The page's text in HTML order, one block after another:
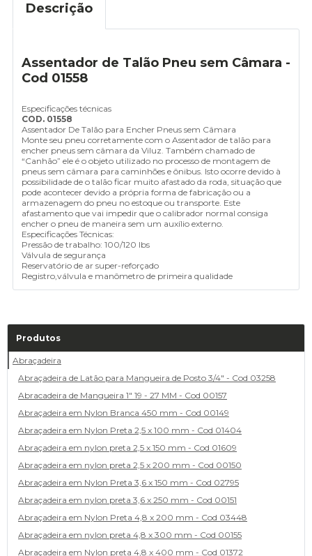
Descrição
Assentador de Talão Pneu sem Câmara -
Cod 01558
Especificações técnicas
COD. 01558
Assentador De Talão para Encher Pneus sem Câmara
Monte seu pneu corretamente com o Assentador de talão para
encher pneus sem câmara da Viluz. Também chamado de
“Canhão” ele é o objeto utilizado no processo de montagem de
pneus sem câmara para caminhões e ônibus. Isto ocorre devido à
possibilidade de o talão ficar muito afastado da roda, situação que
pode acontecer devido a própria forma de fabricação ou a
armazenagem do pneu no estoque ou transporte. Este
afastamento que vai impedir que o calibrador normal consiga
encher o pneu de maneira sem um auxílio externo.
Especificações Técnicas:
Pressão de trabalho: 100/120 lbs
Válvula de segurança
Reservatório de ar super-reforçado
Registro,válvula e manômetro de primeira qualidade
Produtos
Abraçadeira
Abraçadeira de Latão para Mangueira de Posto 3/4" - Cod 03258
Abracadeira de Mangueira 1" 19 - 27 MM - Cod 00157
Abraçadeira em Nylon Branca 450 mm - Cod 00149
Abraçadeira em Nylon Preta 2,5 x 100 mm - Cod 01404
Abraçadeira em nylon preta 2,5 x 150 mm - Cod 01609
Abraçadeira em nylon preta 2,5 x 200 mm - Cod 00150
Abraçadeira em Nylon Preta 3,6 x 150 mm - Cod 02795
Abraçadeira em nylon preta 3,6 x 250 mm - Cod 00151
Abraçadeira em Nylon Preta 4,8 x 200 mm - Cod 03448
Abraçadeira em nylon preta 4,8 x 300 mm - Cod 00155
Abraçadeira em Nylon preta 4,8 x 400 mm - Cod 01372